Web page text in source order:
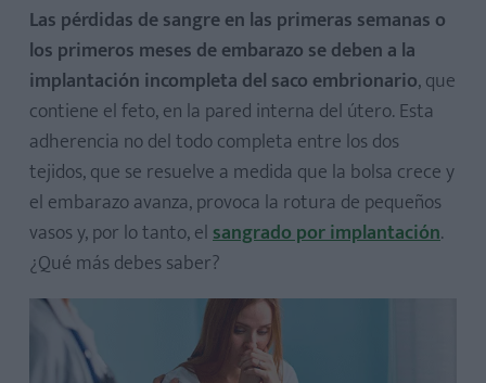
Las pérdidas de sangre en las primeras semanas o
los primeros meses de embarazo se deben a la
implantación incompleta del saco embrionario, que
contiene el feto, en la pared interna del útero. Esta
adherencia no del todo completa entre los dos
tejidos, que se resuelve a medida que la bolsa crece y
el embarazo avanza, provoca la rotura de pequeños
vasos y, por lo tanto, elsangrado por implantación.
¿Qué más debes saber?